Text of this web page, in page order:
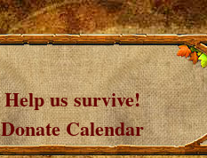
Help us survive!
Donate Calendar